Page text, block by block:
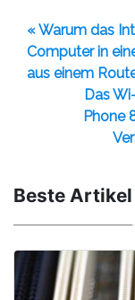
« Warum das
Computer in
aus einem
Das
Phone
Beste Artikel